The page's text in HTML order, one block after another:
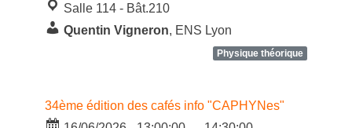
Salle 114 - Bât.210
Quentin Vigneron, ENS Lyon
Physique théorique
34ème édition des cafés info "CAPHYNes"